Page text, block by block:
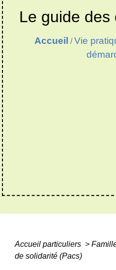
Le guide des
Accueil /Vie
Accueil particuliers >
de solidarité (Pacs)